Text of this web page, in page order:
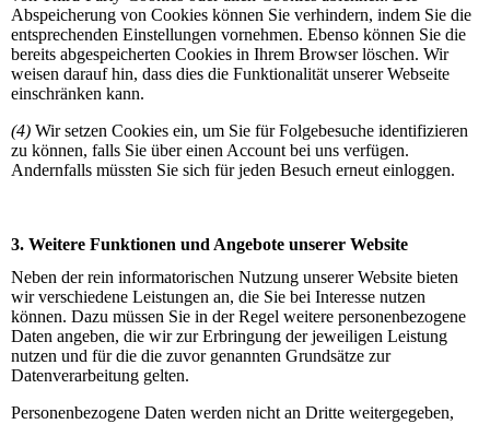
Abspeicherung von Cookies können Sie verhindern, indem Sie die
entsprechenden Einstellungen vornehmen. Ebenso können Sie die
bereits abgespeicherten Cookies in Ihrem Browser löschen. Wir
weisen darauf hin, dass dies die Funktionalität unserer Webseite
einschränken kann.
(4) Wir setzen Cookies ein, um Sie für Folgebesuche identifizieren
zu können, falls Sie über einen Account bei uns verfügen.
Andernfalls müssten Sie sich für jeden Besuch erneut einloggen.
3. Weitere Funktionen und Angebote unserer Website
Neben der rein informatorischen Nutzung unserer Website bieten
wir verschiedene Leistungen an, die Sie bei Interesse nutzen
können. Dazu müssen Sie in der Regel weitere personenbezogene
Daten angeben, die wir zur Erbringung der jeweiligen Leistung
nutzen und für die die zuvor genannten Grundsätze zur
Datenverarbeitung gelten.
Personenbezogene Daten werden nicht an Dritte weitergegeben,